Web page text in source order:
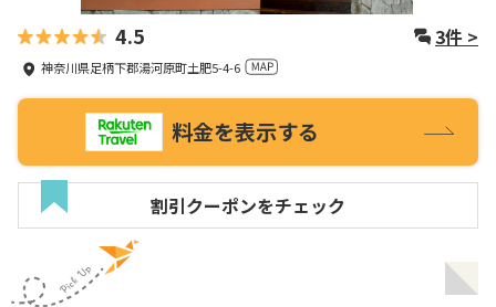
4.5 3件 >
神奈川県足柄下郡湯河原町土肥5-4-6
料金を表示する
割引クーポンをチェック